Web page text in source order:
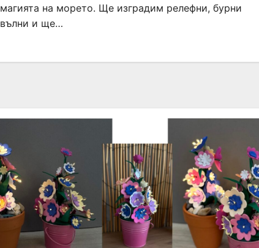
магията на морето. Ще изградим релефни, бурни
вълни и ще…